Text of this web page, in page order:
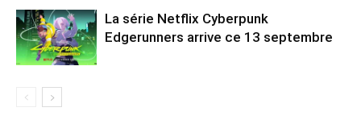
La série Netflix Cyberpunk
Edgerunners arrive ce 13 septembre